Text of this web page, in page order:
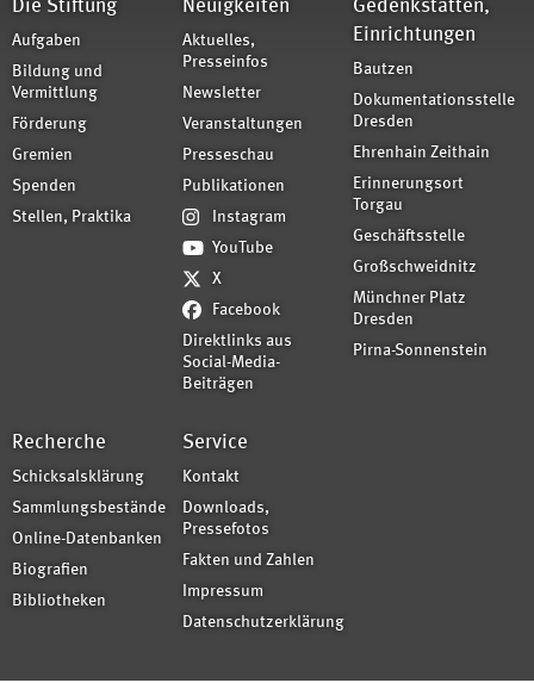
Die Stiftung
Aufgaben
Bildung und
Vermittlung
Förderung
Gremien
Spenden
Stellen, Praktika
Neuigkeiten
Aktuelles,
Presseinfos
Newsletter
Veranstaltungen
Presseschau
Publikationen
Instagram
YouTube
X
Facebook
Direktlinks aus
Social-Media-
Beiträgen
Gedenkstätten,
Einrichtungen
Bautzen
Dokumentationsstelle
Dresden
Ehrenhain Zeithain
Erinnerungsort
Torgau
Geschäftsstelle
Großschweidnitz
Münchner Platz
Dresden
Pirna-Sonnenstein
Recherche
Schicksalsklärung
Sammlungsbestände
Online-Datenbanken
Biografien
Bibliotheken
Service
Kontakt
Downloads,
Pressefotos
Fakten und Zahlen
Impressum
Datenschutzerklärung